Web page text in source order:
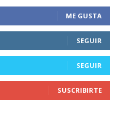
vaping and
in your email.
SUBSCRIBIRSE
ME GUSTA
SEGUIR
SEGUIR
SUSCRIBIRTE